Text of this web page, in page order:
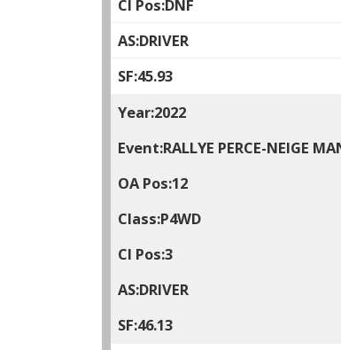
DNF
DRIVER
45.93
2022
RALLYE PERCE-NEIGE
12
P4WD
3
DRIVER
46.13